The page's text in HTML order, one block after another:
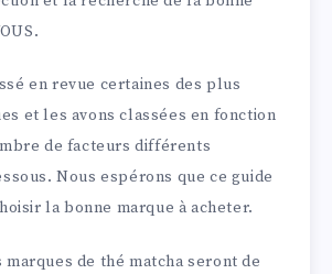
en revue certaines des plus
et les avons classées en fonction
de facteurs différents
Nous espérons que ce guide
la bonne marque à acheter.
de thé matcha seront de